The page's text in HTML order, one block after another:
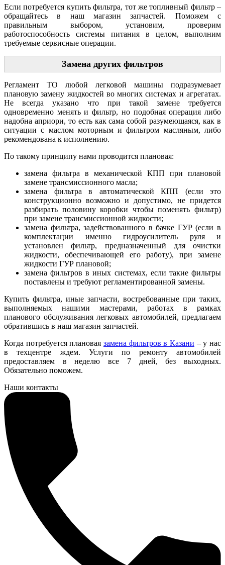
Если потребуется купить фильтра, тот же топливный фильтр –
обращайтесь в наш магазин запчастей. Поможем с
правильным выбором, установим, проверим
работоспособность системы питания в целом, выполним
требуемые сервисные операции.
Замена других фильтров
Регламент ТО любой легковой машины подразумевает
плановую замену жидкостей во многих системах и агрегатах.
Не всегда указано что при такой замене требуется
одновременно менять и фильтр, но подобная операция либо
надобна априори, то есть как сама собой разумеющаяся, как в
ситуации с маслом моторным и фильтром масляным, либо
рекомендована к исполнению.
По такому принципу нами проводится плановая:
замена фильтра в механической КПП при плановой
замене трансмиссионного масла;
замена фильтра в автоматической КПП (если это
конструкционно возможно и допустимо, не придется
разбирать половину коробки чтобы поменять фильтр)
при замене трансмиссионной жидкости;
замена фильтра, задействованного в бачке ГУР (если в
комплектации именно гидроусилитель руля и
установлен фильтр, предназначенный для очистки
жидкости, обеспечивающей его работу), при замене
жидкости ГУР плановой;
замена фильтров в иных системах, если такие фильтры
поставлены и требуют регламентированной замены.
Купить фильтра, иные запчасти, востребованные при таких,
выполняемых нашими мастерами, работах в рамках
планового обслуживания легковых автомобилей, предлагаем
обратившись в наш магазин запчастей.
Когда потребуется плановая замена фильтров в Казани – у нас
в техцентре ждем. Услуги по ремонту автомобилей
предоставляем в неделю все 7 дней, без выходных.
Обязательно поможем.
Наши контакты